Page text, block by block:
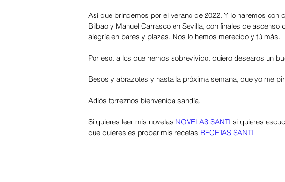
Así que brindemos por el verano de 2022. Y lo haremos con
Bilbao y Manuel Carrasco en Sevilla, con finales de ascenso
alegría en bares y plazas. Nos lo hemos merecido y tú más.
Por eso, a los que hemos sobrevivido, quiero desearos un
Besos y abrazotes y hasta la próxima semana, que yo me
Adiós torreznos bienvenida sandía.
Si quieres leer mis novelas NOVELAS SANTI si quieres
que quieres es probar mis recetas RECETAS SANTI